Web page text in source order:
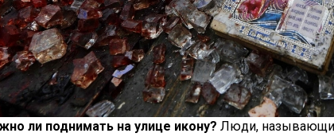
ли поднимать на улице икону? Люди,